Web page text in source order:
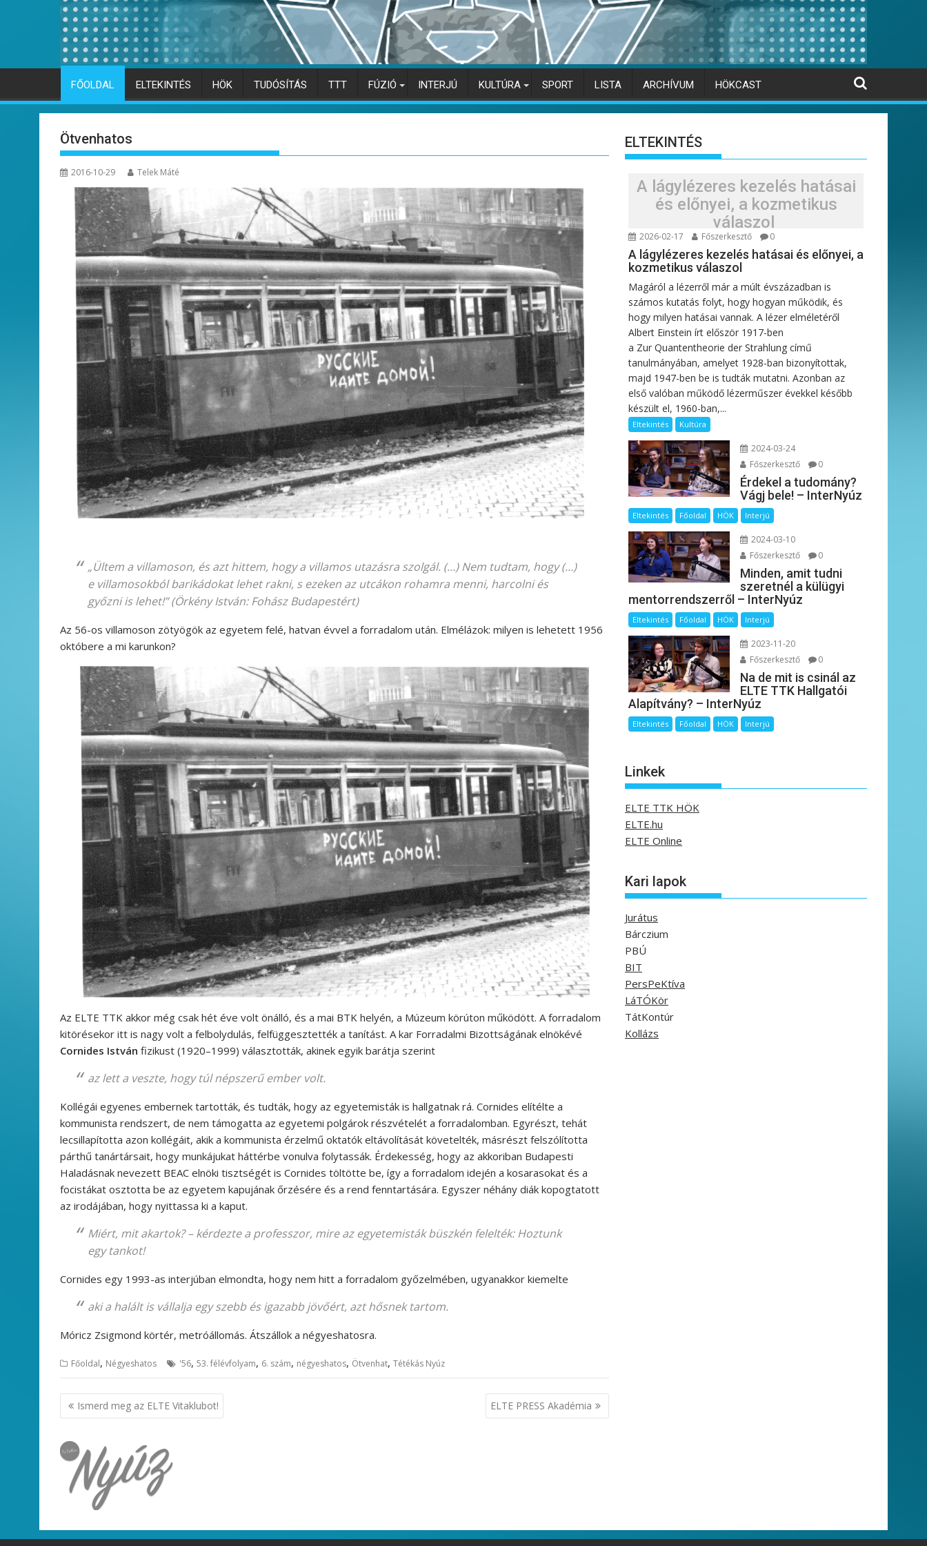
FŐOLDAL ELTEKINTÉS HÖK TUDÓSÍTÁS TTT FÚZIÓ INTERJÚ KULTÚRA SPORT LISTA ARCHÍVUM HÖKCAST
Ötvenhatos
2016-10-29 Telek Máté
„Ültem a villamoson, és azt hittem, hogy a villamos utazásra szolgál. (…) Nem tudtam, hogy (…)
e villamosokból barikádokat lehet rakni, s ezeken az utcákon rohamra menni, harcolni és
győzni is lehet!”(Örkény István: Fohász Budapestért)
Az 56-os villamoson zötyögök az egyetem felé, hatvan évvel a forradalom után. Elmélázok: milyen is lehetett 1956
októbere a mi karunkon?
Az ELTE TTK akkor még csak hét éve volt önálló, és a mai BTK helyén, a Múzeum körúton működött. A forradalom
kitörésekor itt is nagy volt a felbolydulás, felfüggesztették a tanítást. A kar Forradalmi Bizottságának elnökévé
Cornides István fizikust (1920–1999) választották, akinek egyik barátja szerint
az lett a veszte, hogy túl népszerű ember volt.
Kollégái egyenes embernek tartották, és tudták, hogy az egyetemisták is hallgatnak rá. Cornides elítélte a
kommunista rendszert, de nem támogatta az egyetemi polgárok részvételét a forradalomban. Egyrészt, tehát
lecsillapította azon kollégáit, akik a kommunista érzelmű oktatók eltávolítását követelték, másrészt felszólította
párthű tanártársait, hogy munkájukat háttérbe vonulva folytassák. Érdekesség, hogy az akkoriban Budapesti
Haladásnak nevezett BEAC elnöki tisztségét is Cornides töltötte be, így a forradalom idején a kosarasokat és a
focistákat osztotta be az egyetem kapujának őrzésére és a rend fenntartására. Egyszer néhány diák kopogtatott
az irodájában, hogy nyittassa ki a kaput.
Miért, mit akartok?– kérdezte a professzor, mire az egyetemisták büszkén felelték:Hoztunk
egy tankot!
Cornides egy 1993-as interjúban elmondta, hogy nem hitt a forradalom győzelmében, ugyanakkor kiemelte
aki a halált is vállalja egy szebb és igazabb jövőért, azt hősnek tartom.
Móricz Zsigmond körtér, metróállomás. Átszállok a négyeshatosra.
Főoldal, Négyeshatos '56, 53. félévfolyam, 6. szám, négyeshatos, Ötvenhat, Tétékás Nyúz
Bejegyzés
navigáció
Ismerd meg az ELTE Vitaklubot! ELTE PRESS Akadémia
ELTEKINTÉS
A lágylézeres kezelés hatásai
és előnyei, a kozmetikus
válaszol
2026-02-17 Főszerkesztő 0
A lágylézeres kezelés hatásai és előnyei, a
kozmetikus válaszol
Magáról a lézerről már a múlt évszázadban is
számos kutatás folyt, hogy hogyan működik, és
hogy milyen hatásai vannak. A lézer elméletéről
Albert Einstein írt először 1917-ben
a Zur Quantentheorie der Strahlung című
tanulmányában, amelyet 1928-ban bizonyítottak,
majd 1947-ben be is tudták mutatni. Azonban az
első valóban működő lézerműszer évekkel később
készült el, 1960-ban,...
Eltekintés Kultúra
2024-03-24
Főszerkesztő
0
Érdekel a tudomány?
Vágj bele! – InterNyúz
Eltekintés Főoldal HÖK Interjú
2024-03-10
Főszerkesztő
0
Minden, amit tudni
szeretnél a külügyi
mentorrendszerről – InterNyúz
Eltekintés Főoldal HÖK Interjú
2023-11-20
Főszerkesztő
0
Na de mit is csinál az
ELTE TTK Hallgatói
Alapítvány? – InterNyúz
Eltekintés Főoldal HÖK Interjú
Linkek
ELTE TTK HÖK
ELTE.hu
ELTE Online
Kari lapok
Jurátus
Bárczium
PBÚ
BIT
PersPeKtíva
LáTÓKör
TátKontúr
Kollázs